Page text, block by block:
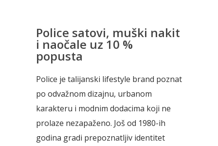
Police satovi, muški nakit
i naočale uz 10 %
popusta
Police je talijanski lifestyle brand poznat
po odvažnom dizajnu, urbanom
karakteru i modnim dodacima koji ne
prolaze nezapaženo. Još od 1980-ih
godina gradi prepoznatljiv identitet